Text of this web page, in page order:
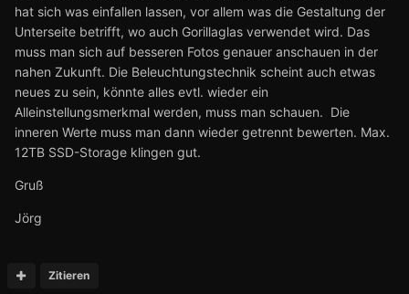
hat sich was einfallen lassen, vor allem was die Gestaltung der
Unterseite betrifft, wo auch Gorillaglas verwendet wird. Das
muss man sich auf besseren Fotos genauer anschauen in der
nahen Zukunft. Die Beleuchtungstechnik scheint auch etwas
neues zu sein, könnte alles evtl. wieder ein
Alleinstellungsmerkmal werden, muss man schauen. Die
inneren Werte muss man dann wieder getrennt bewerten. Max.
12TB SSD-Storage klingen gut.
Gruß
Jörg
Zitieren